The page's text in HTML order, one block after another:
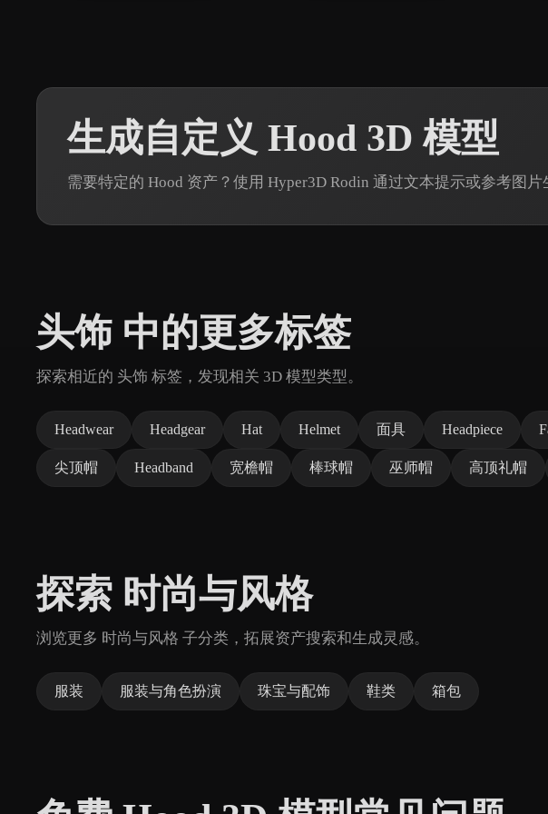
生成自定义 Hood 3D 模型
需要特定的 Hood 资产？使用 Hyper3D Rodin 通过文本提示或参考图片
头饰 中的更多标签
探索相近的 头饰 标签，发现相关 3D 模型类型。
Headwear Headgear Hat Helmet 面具 Headpiece
尖顶帽 Headband 宽檐帽 棒球帽 巫师帽 高顶礼帽
探索 时尚与风格
浏览更多 时尚与风格 子分类，拓展资产搜索和生成灵感。
服装 服装与角色扮演 珠宝与配饰 鞋类 箱包